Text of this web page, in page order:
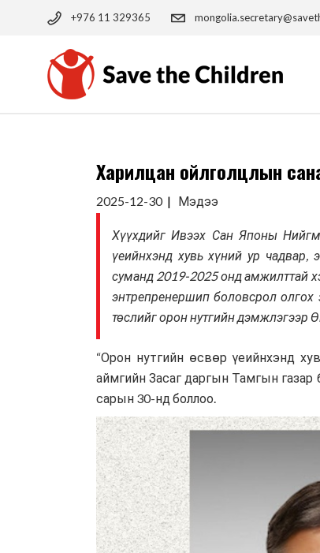
+976 11 329365
Харилцан ойлголцлын
2025-12-30 Мэдээ
Хүүхдийг Ивээх Сан Японы
үеийнхэнд хувь хүний ур чадвар,
суманд 2019-2025 онд амжилттай
энтрепренершип боловсрол
төслийг орон нутгийн дэмжлэгээр
“Орон нутгийн өсвөр үеийнхэнд
аймгийн Засаг даргын Тамгын
сарын 30-нд боллоо.